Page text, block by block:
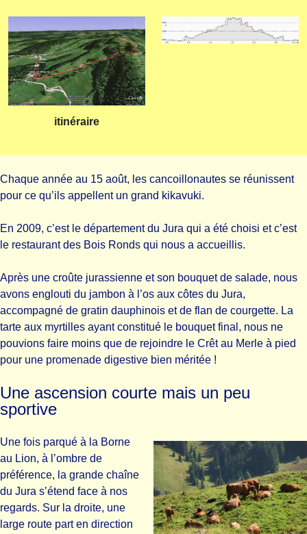
itinéraire
Chaque année au 15 août, les cancoillonautes se réunissent
pour ce qu’ils appellent un grand kikavuki.
En 2009, c’est le département du Jura qui a été choisi et c’est
le restaurant des Bois Ronds qui nous a accueillis.
Après une croûte jurassienne et son bouquet de salade, nous
avons englouti du jambon à l’os aux côtes du Jura,
accompagné de gratin dauphinois et de flan de courgette. La
tarte aux myrtilles ayant constitué le bouquet final, nous ne
pouvions faire moins que de rejoindre le Crêt au Merle à pied
pour une promenade digestive bien méritée !
Une ascension courte mais un peu
sportive
Une fois parqué à la Borne
au Lion, à l’ombre de
préférence, la grande chaîne
du Jura s’étend face à nos
regards. Sur la droite, une
large route part en direction